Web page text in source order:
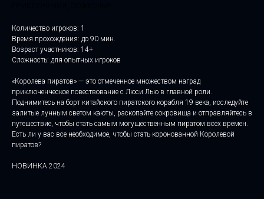
Количество игроков: 1
Время прохождения: до 90 мин.
Возраст участников: 14+
Сложность: для опытных игроков
«Королева пиратов» — это отмеченное множеством наград
приключенческое повествование с Люси Лью в главной роли.
Поднимитесь на борт китайского пиратского корабля 19 века, исследуйте
залитые лунным светом каюты, раскопайте сокровища и отправляйтесь в
путешествие, чтобы стать самым могущественным пиратом всех времен.
Есть ли у вас все необходимое, чтобы стать коронованной Королевой
пиратов?
НОВИНКА 2024